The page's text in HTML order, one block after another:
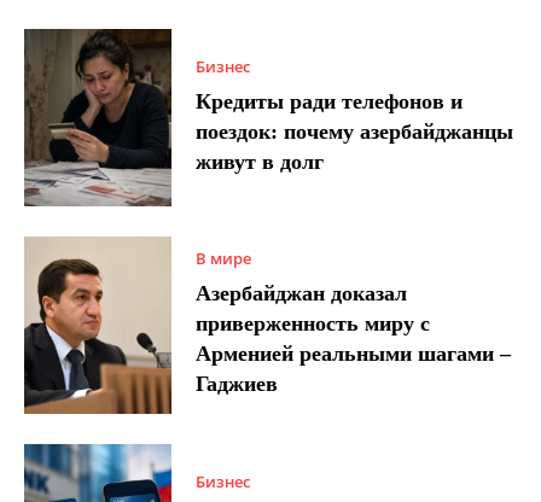
Бизнес
Кредиты ради телефонов и
поездок: почему азербайджанцы
живут в долг
В мире
Азербайджан доказал
приверженность миру с
Арменией реальными шагами –
Гаджиев
Бизнес